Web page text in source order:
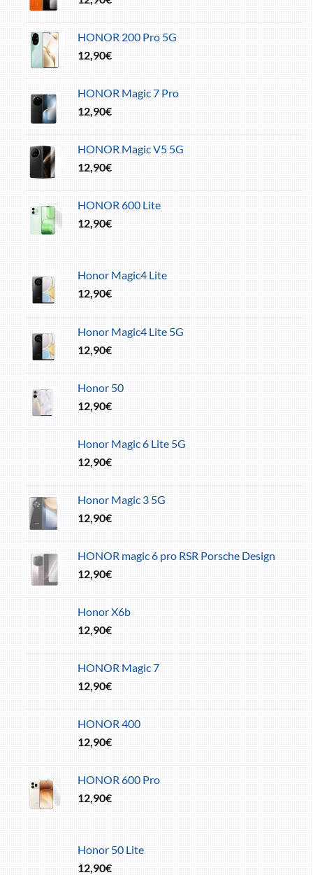
HONOR 200 Pro 5G
12,90€
HONOR Magic 7 Pro
12,90€
HONOR Magic V5 5G
12,90€
HONOR 600 Lite
12,90€
Honor Magic4 Lite
12,90€
Honor Magic4 Lite 5G
12,90€
Honor 50
12,90€
Honor Magic 6 Lite 5G
12,90€
Honor Magic 3 5G
12,90€
HONOR magic 6 pro RSR Porsche Design
12,90€
Honor X6b
12,90€
HONOR Magic 7
12,90€
HONOR 400
12,90€
HONOR 600 Pro
12,90€
Honor 50 Lite
12,90€